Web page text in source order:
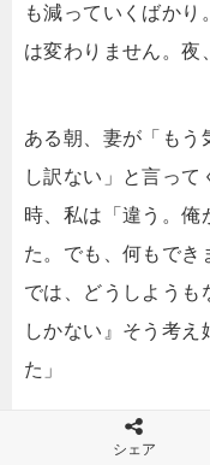
も減っていくばかり
は変わりません。夜
ある朝、妻が「もう
し訳ない」と言って
時、私は「違う。俺
た。でも、何もでき
では、どうしようも
しかない』そう考え
た」
インターネットで
シェア